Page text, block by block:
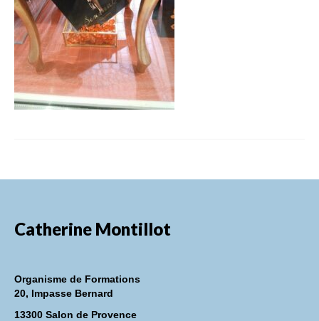
REALISATIONS
CONTACT
Catherine Montillot
Organisme de Formations
20, Impasse Bernard
13300 Salon de Provence